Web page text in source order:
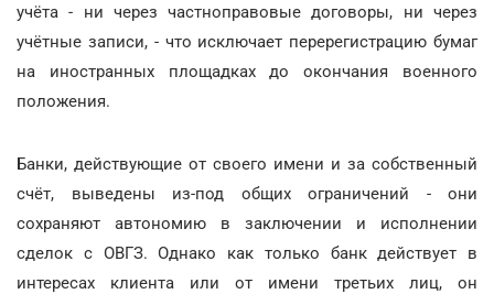
учёта - ни через частноправовые договоры, ни через
учётные записи, - что исключает перерегистрацию бумаг
на иностранных площадках до окончания военного
положения.
Банки, действующие от своего имени и за собственный
счёт, выведены из-под общих ограничений - они
сохраняют автономию в заключении и исполнении
сделок с ОВГЗ. Однако как только банк действует в
интересах клиента или от имени третьих лиц, он